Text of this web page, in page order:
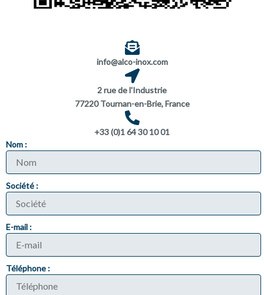
info@alco-inox.com
2 rue de l'Industrie
77220 Tournan-en-Brie, France
+33 (0)1 64 30 10 01
Nom :
Société :
E-mail :
Téléphone :